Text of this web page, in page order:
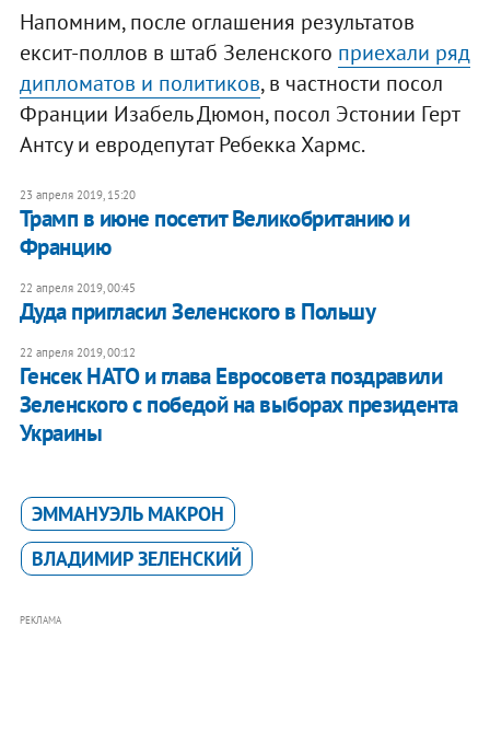
Напомним, после оглашения результатов
ексит-поллов в штаб Зеленского приехали ряд
дипломатов и политиков, в частности посол
Франции Изабель Дюмон, посол Эстонии Герт
Антсу и евродепутат Ребекка Хармс.
23 апреля 2019, 15:20
Трамп в июне посетит Великобританию и
Францию
22 апреля 2019, 00:45
Дуда пригласил Зеленского в Польшу
22 апреля 2019, 00:12
Генсек НАТО и глава Евросовета поздравили
Зеленского с победой на выборах президента
Украины
ЭММАНУЭЛЬ МАКРОН
ВЛАДИМИР ЗЕЛЕНСКИЙ
РЕКЛАМА